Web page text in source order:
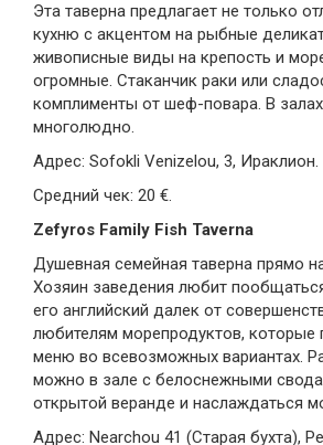
Эта таверна предлагает не только
кухню с акцентом на рыбные
живописные виды на крепость и
огромные. Стаканчик раки или
комплименты от шеф-повара. В
многолюдно.
Адрес: Sofokli Venizelou, 3, Ираклион.
Средний чек: 20 €.
Zefyros Family Fish Taverna
Душевная семейная таверна прямо
Хозяин заведения любит
его английский далек от
любителям морепродуктов, которые
меню во всевозможных вариантах.
можно в зале с белоснежными
открытой веранде и наслаждаться
Адрес: Nearchou 41 (Старая бухта),